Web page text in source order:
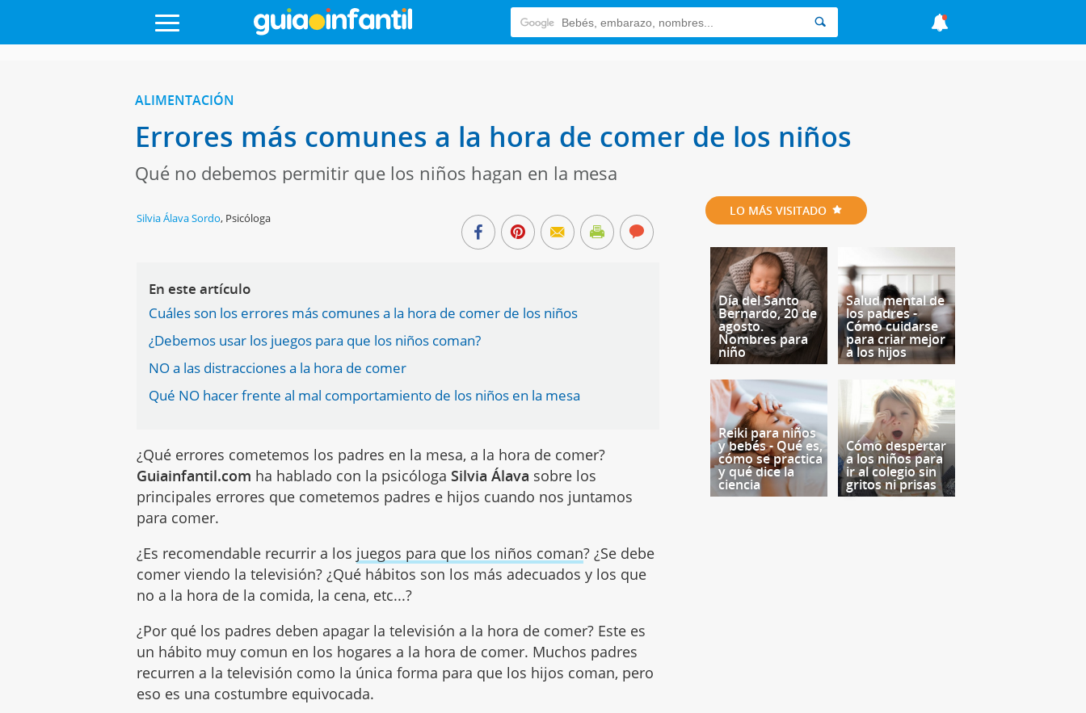
ALIMENTACIÓN
Errores más comunes a la hora de comer de los niños
Qué no debemos permitir que los niños hagan en la mesa
Silvia Álava Sordo, Psicóloga
En este artículo
Cuáles son los errores más comunes a la hora de comer de los niños
¿Debemos usar los juegos para que los niños coman?
NO a las distracciones a la hora de comer
Qué NO hacer frente al mal comportamiento de los niños en la mesa
¿Qué errores cometemos los padres en la mesa, a la hora de comer?
Guiainfantil.com ha hablado con la psicólogaSilvia Álava sobre los
principales errores que cometemos padres e hijos cuando nos juntamos
para comer.
¿Es recomendable recurrir a los juegos para que los niños coman? ¿Se debe
comer viendo la televisión? ¿Qué hábitos son los más adecuados y los que
no a la hora de la comida, la cena, etc...?
¿Por qué los padres deben apagar la televisión a la hora de comer? Este es
un hábito muy comun en los hogares a la hora de comer. Muchos padres
recurren a la televisión como la única forma para que los hijos coman, pero
eso es una costumbre equivocada.
LO MÁS VISITADO
Día del Santo
Bernardo, 20 de
agosto.
Nombres para
niño
Salud mental de
los padres -
Cómo cuidarse
para criar mejor
a los hijos
Reiki para niños
y bebés - Qué es,
cómo se practica
y qué dice la
ciencia
Cómo despertar
a los niños para
ir al colegio sin
gritos ni prisas